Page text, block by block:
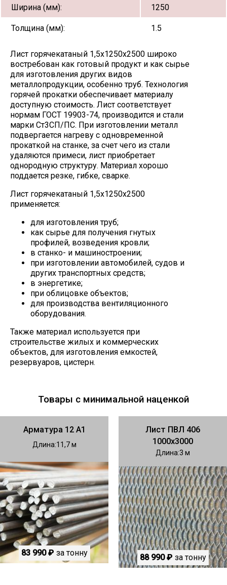
Ширина (мм): 1250
Толщина (мм): 1.5
Лист горячекатаный 1,5х1250х2500 широко
востребован как готовый продукт и как сырье
для изготовления других видов
металлопродукции, особенно труб. Технология
горячей прокатки обеспечивает материалу
доступную стоимость. Лист соответствует
нормам ГОСТ 19903-74, производится и стали
марки Ст3СП/ПС. При изготовлении металл
подвергается нагреву с одновременной
прокаткой на станке, за счет чего из стали
удаляются примеси, лист приобретает
однородную структуру. Материал хорошо
поддается резке, гибке, сварке.
Лист горячекатаный 1,5х1250х2500
применяется:
для изготовления труб;
как сырье для получения гнутых
профилей, возведения кровли;
в станко- и машиностроении;
при изготовлении автомобилей, судов и
других транспортных средств;
в энергетике;
при облицовке объектов;
для производства вентиляционного
оборудования.
Также материал используется при
строительстве жилых и коммерческих
объектов, для изготовления емкостей,
резервуаров, цистерн.
Товары с минимальной наценкой
Арматура 12 А1
Длина 11,7
83 990 ₽ за тонну
Лист ПВЛ 406
1000х3000
Длина 3
88 990 ₽ за тонну